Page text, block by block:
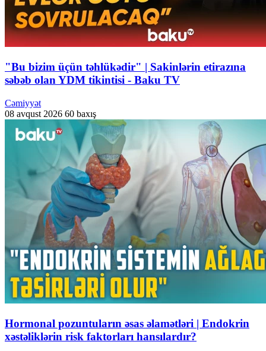
"Bu bizim üçün təhlükədir" | Sakinlərin etirazına
səbəb olan YDM tikintisi - Baku TV
Cəmiyyət
08 avqust 2026 60 baxış
Hormonal pozuntuların əsas əlamətləri | Endokrin
xəstəliklərin risk faktorları hansılardır?